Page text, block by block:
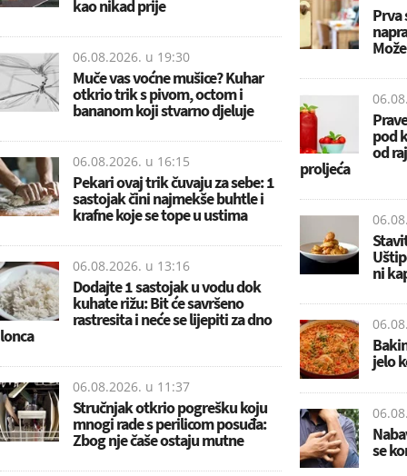
kao nikad prije
06.08.2026. u 19:30
Muče vas voćne mušice? Kuhar
otkrio trik s pivom, octom i
bananom koji stvarno djeluje
06.08.2026. u 16:15
Pekari ovaj trik čuvaju za sebe: 1
sastojak čini najmekše buhtle i
krafne koje se tope u ustima
06.08.2026. u 13:16
Dodajte 1 sastojak u vodu dok
kuhate rižu: Bit će savršeno
rastresita i neće se lijepiti za dno
lonca
06.08.2026. u 11:37
Stručnjak otkrio pogrešku koju
mnogi rade s perilicom posuđa:
Zbog nje čaše ostaju mutne
Prva
pod
od
proljeća
ni
jelo
se